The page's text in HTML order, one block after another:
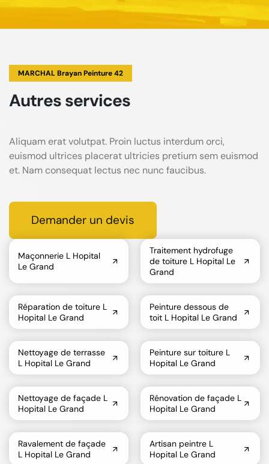
MARCHAL Brayan Peinture 42
Autres services
Aliquam erat volutpat. Proin luctus interdum orci,
euismod ultrices placerat ultricies pretium sem euismod
et. Nam consequat lectus nec nunc faucibus.
Demander un devis
Maçonnerie L Hopital
Le Grand
Traitement hydrofuge
de toiture L Hopital Le
Grand
Réparation de toiture L
Hopital Le Grand
Peinture dessous de
toit L Hopital Le Grand
Nettoyage de terrasse
L Hopital Le Grand
Peinture sur toiture L
Hopital Le Grand
Nettoyage de façade L
Hopital Le Grand
Rénovation de façade L
Hopital Le Grand
Ravalement de façade
L Hopital Le Grand
Artisan peintre L
Hopital Le Grand